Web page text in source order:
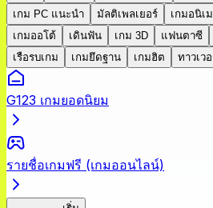
เกม PC แนะนำ
มัลติเพลเยอร์ เกมอนิเ
เกมออโต้
เดินฟัน เกม 3D แฟนตาซี
เรือรบเกม
เกมยึดฐาน เกมฮิต ทาวเว
G123 เกมยอดนิยม
รายชื่อเกมฟรี (เกมออนไลน์)